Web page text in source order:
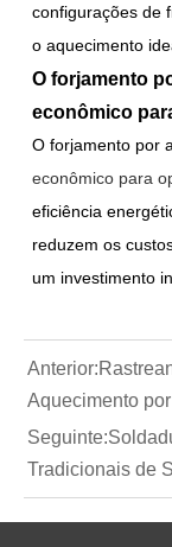
configurações de
o aquecimento
O forjamento
econômico
O forjamento por
econômico para
eficiência
reduzem os
um investimento
Anterior:
Aquecimento
Seguinte:
Tradicionais de